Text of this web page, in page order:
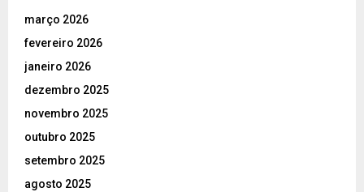
março 2026
fevereiro 2026
janeiro 2026
dezembro 2025
novembro 2025
outubro 2025
setembro 2025
agosto 2025